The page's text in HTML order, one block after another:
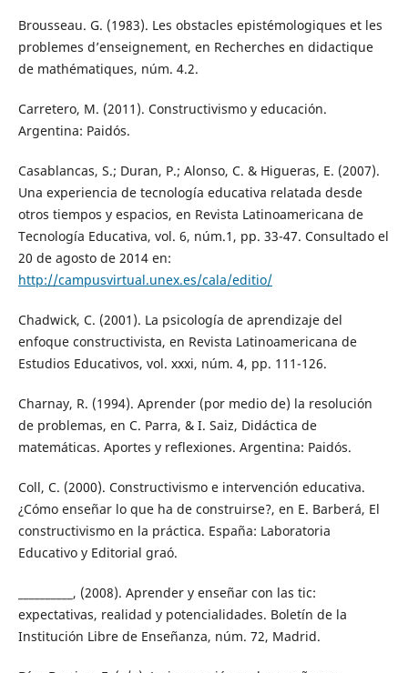
Brousseau. G. (1983). Les obstacles epistémologiques et les
problemes d’enseignement, en Recherches en didactique
de mathématiques, núm. 4.2.
Carretero, M. (2011). Constructivismo y educación.
Argentina: Paidós.
Casablancas, S.; Duran, P.; Alonso, C. & Higueras, E. (2007).
Una experiencia de tecnología educativa relatada desde
otros tiempos y espacios, en Revista Latinoamericana de
Tecnología Educativa, vol. 6, núm.1, pp. 33-47. Consultado el
20 de agosto de 2014 en:
http://campusvirtual.unex.es/cala/editio/
Chadwick, C. (2001). La psicología de aprendizaje del
enfoque constructivista, en Revista Latinoamericana de
Estudios Educativos, vol. xxxi, núm. 4, pp. 111-126.
Charnay, R. (1994). Aprender (por medio de) la resolución
de problemas, en C. Parra, & I. Saiz, Didáctica de
matemáticas. Aportes y reflexiones. Argentina: Paidós.
Coll, C. (2000). Constructivismo e intervención educativa.
¿Cómo enseñar lo que ha de construirse?, en E. Barberá, El
constructivismo en la práctica. España: Laboratoria
Educativo y Editorial graó.
__________, (2008). Aprender y enseñar con las tic:
expectativas, realidad y potencialidades. Boletín de la
Institución Libre de Enseñanza, núm. 72, Madrid.